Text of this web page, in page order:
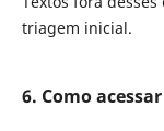
triagem inicial.
6. Como